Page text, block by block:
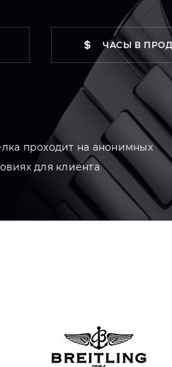
ЧАСЫ В
проходит на анонимных
для клиента